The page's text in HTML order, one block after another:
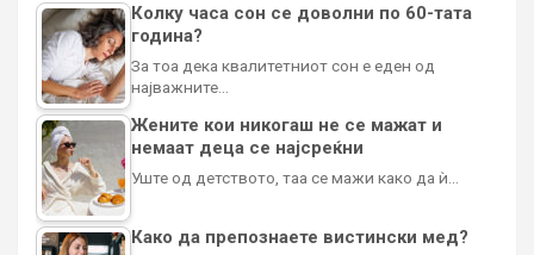
Колку часа сон се доволни по 60-тата
година?
За тоа дека квалитетниот сон е еден од
најважните…
Жените кои никогаш не се мажат и
немаат деца се најсреќни
Уште од детството, таа се мажи како да ѝ…
Како да препознаете вистински мед?